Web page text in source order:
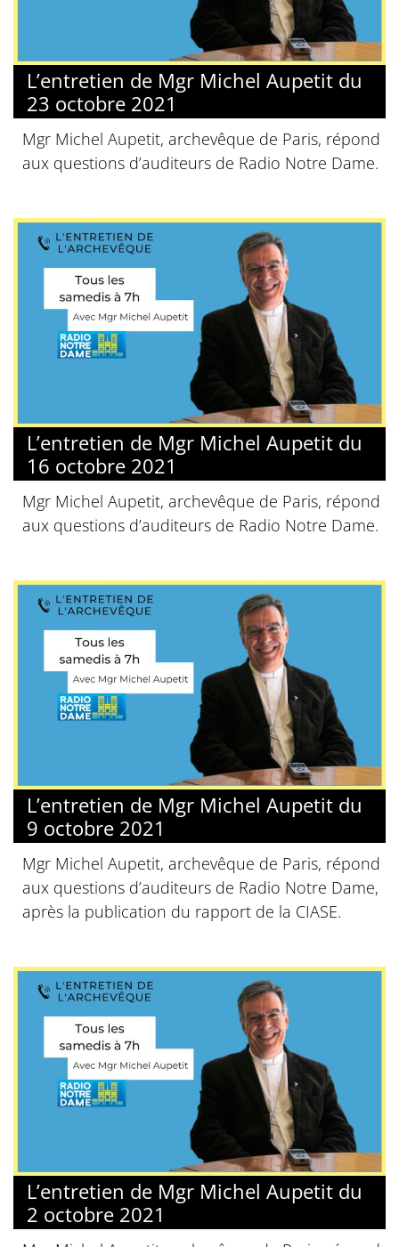
L’entretien de Mgr Michel Aupetit du
23 octobre 2021
Mgr Michel Aupetit, archevêque de Paris, répond
aux questions d’auditeurs de Radio Notre Dame.
L’entretien de Mgr Michel Aupetit du
16 octobre 2021
Mgr Michel Aupetit, archevêque de Paris, répond
aux questions d’auditeurs de Radio Notre Dame.
L’entretien de Mgr Michel Aupetit du
9 octobre 2021
Mgr Michel Aupetit, archevêque de Paris, répond
aux questions d’auditeurs de Radio Notre Dame,
après la publication du rapport de la CIASE.
L’entretien de Mgr Michel Aupetit du
2 octobre 2021